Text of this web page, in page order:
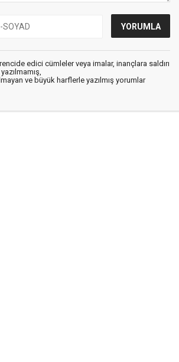
edici cümleler veya imalar, inançlara saldırı
ve büyük harflerle yazılmış yorumlar